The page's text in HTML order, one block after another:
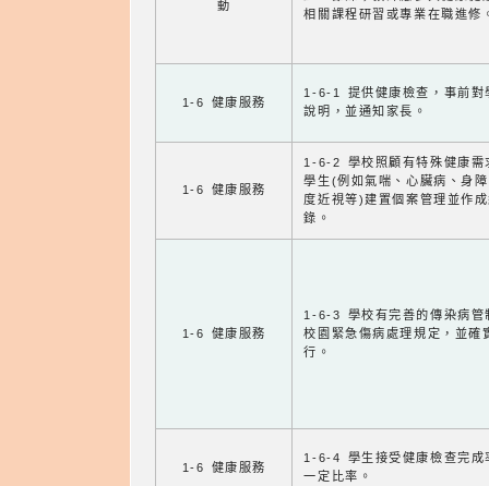
動
相關課程研習或專業在職進修
1-6 健康服務
1-6-1 提供健康檢查，事前對
說明，並通知家長。
1-6 健康服務
1-6-2 學校照顧有特殊健康需
學生(例如氣喘、心臟病、身
度近視等)建置個案管理並作
錄。
1-6 健康服務
1-6-3 學校有完善的傳染病管
校園緊急傷病處理規定，並確
行。
1-6 健康服務
1-6-4 學生接受健康檢查完成
一定比率。